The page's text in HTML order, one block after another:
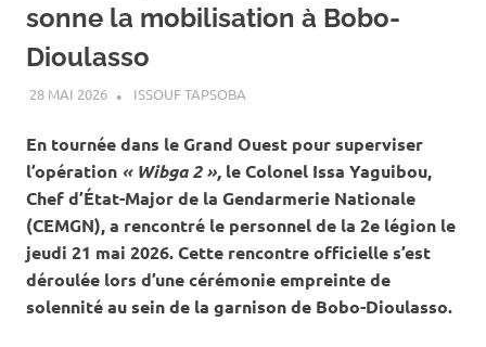
sonne la mobilisation à Bobo-
Dioulasso
28 MAI 2026 ISSOUF TAPSOBA
En tournée dans le Grand Ouest pour superviser
l’opération « Wibga 2 », le Colonel Issa Yaguibou,
Chef d’État-Major de la Gendarmerie Nationale
(CEMGN), a rencontré le personnel de la 2e légion le
jeudi 21 mai 2026. Cette rencontre officielle s’est
déroulée lors d’une cérémonie empreinte de
solennité au sein de la garnison de Bobo-Dioulasso.